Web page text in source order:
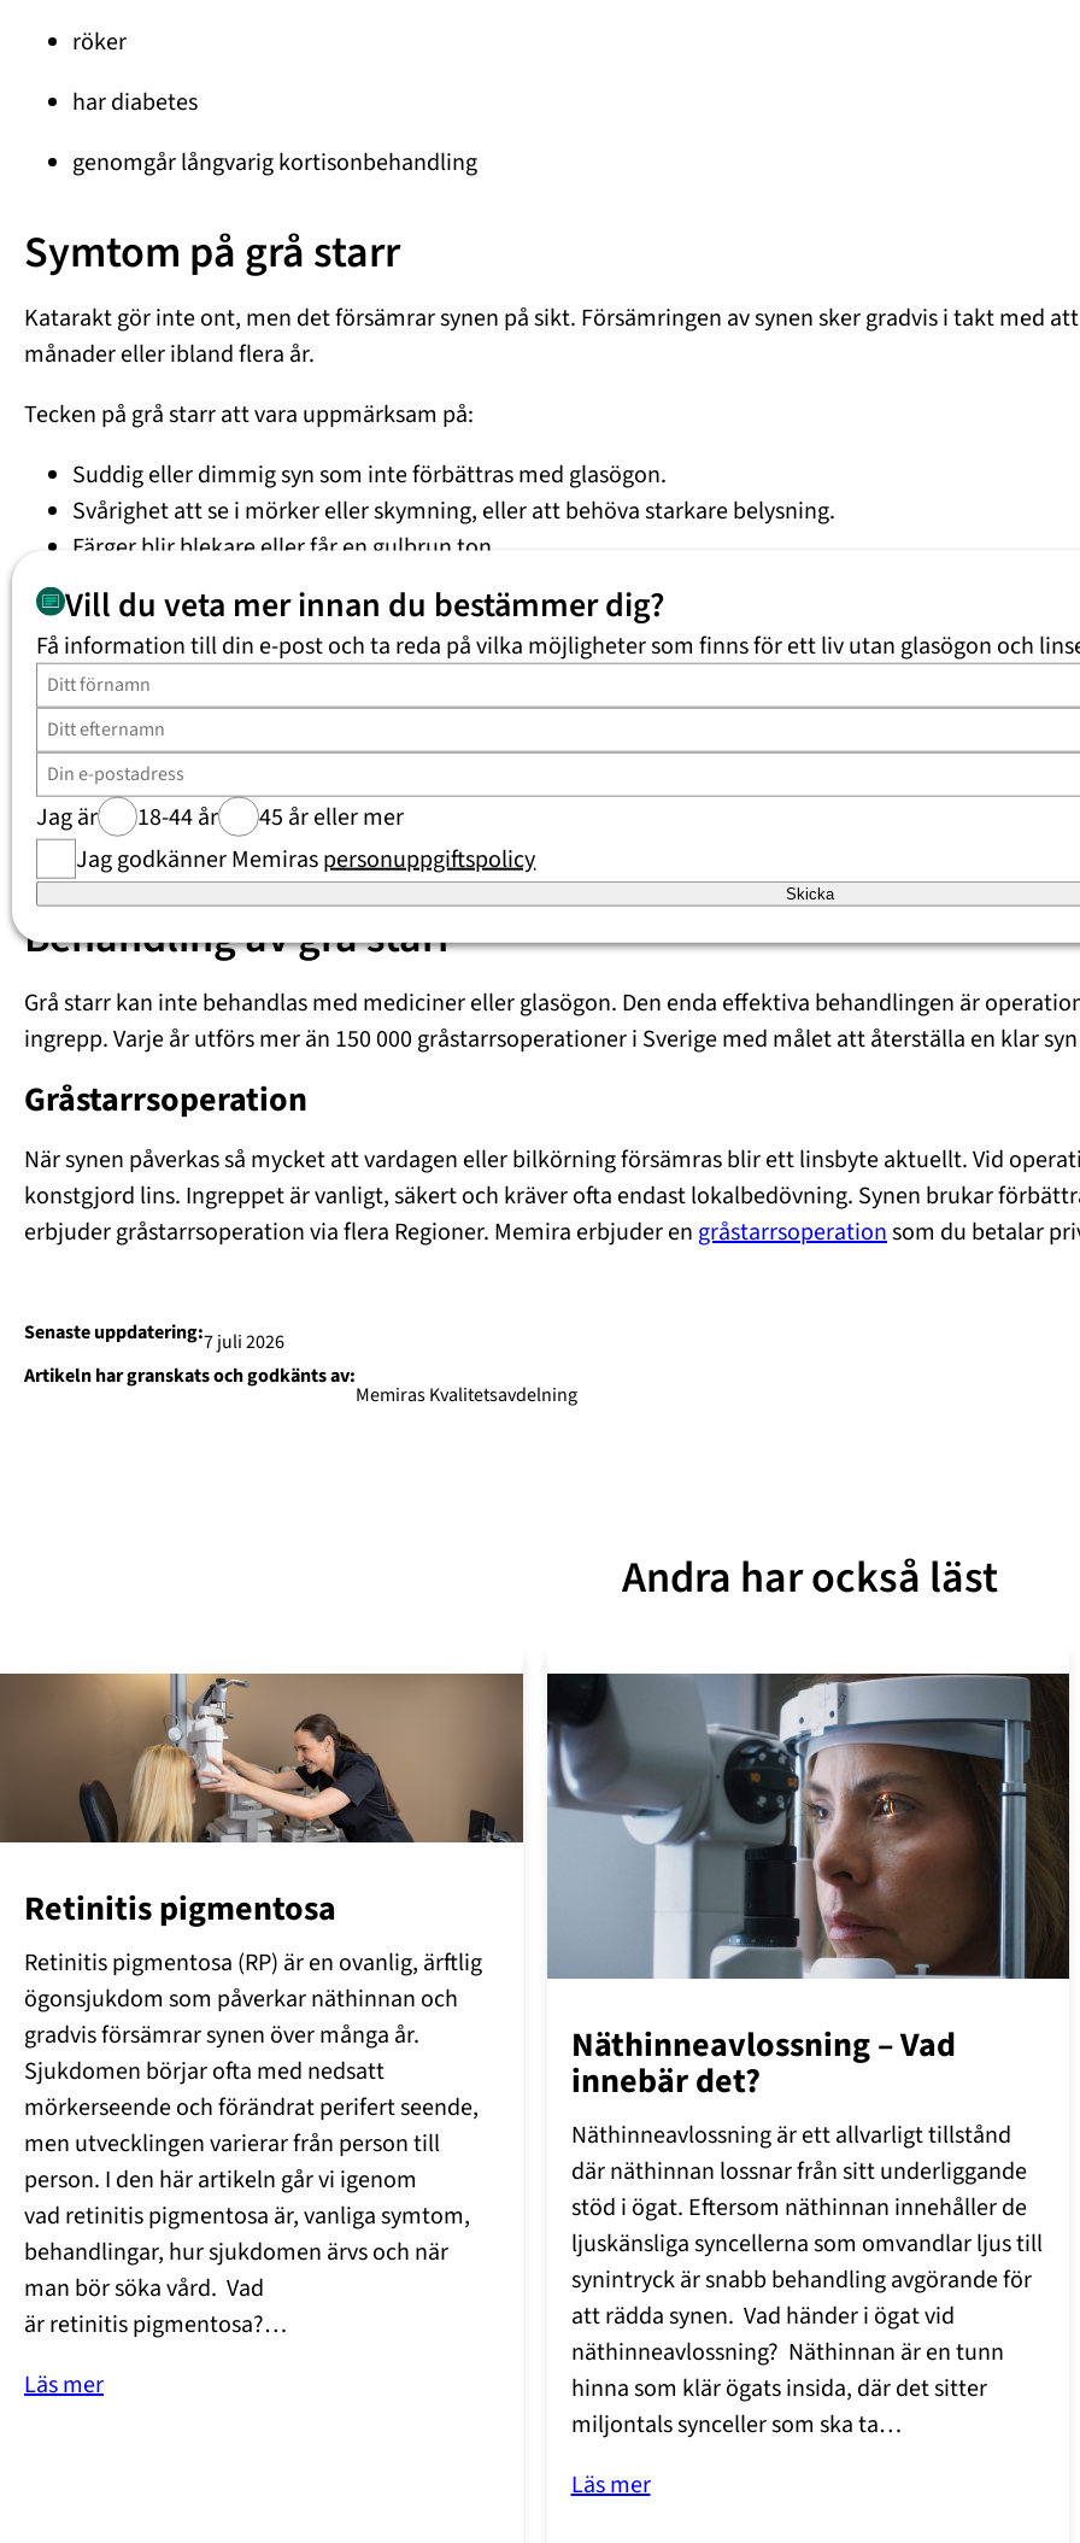
röker
har diabetes
genomgår långvarig kortisonbehandling
Symtom på grå starr
Katarakt gör inte ont, men det försämrar synen på sikt. Försämringen av synen sker gradvis i takt med
månader eller ibland flera år.
Tecken på grå starr att vara uppmärksam på:
Suddig eller dimmig syn som inte förbättras med glasögon.
Svårighet att se i mörker eller skymning, eller att behöva starkare belysning.
Färger blir blekare eller får en gulbrun ton.
Bländningskänslighet – ljus från lampor eller bilstrålkastare blir besvärande.
Dubbelseende eller att konturer blir otydliga.
Yrsel eller huvudvärk kan förekomma om synförändringen är betydande.
Diagnos och undersökning
Vid misstanke om grå starr undersöker optiker eller ögonläkare linsen med hjälp av spaltlampa och
linsens klarhet samt utesluter andraögonbesvärsom till exempel påverkan på
Behandling av grå starr
Grå starr kan inte behandlas med mediciner eller glasögon. Den enda effektiva behandlingen är
ingrepp. Varje år utförs mer än 150 000 gråstarrsoperationer i Sverige med målet att återställa en klar
Gråstarrsoperation
När synen påverkas så mycket att vardagen eller bilkörning försämras blir ett linsbyte aktuellt. Vid
konstgjord lins. Ingreppet är vanligt, säkert och kräver ofta endast lokalbedövning. Synen brukar
erbjuder gråstarrsoperation via flera Regioner. Memira erbjuder en gråstarrsoperationsom du betalar
Senaste uppdatering:7 juli 2026
Artikeln har granskats och godkänts av:
Memiras Kvalitetsavdelning
Andra har också läst
Retinitis pigmentosa
Retinitis pigmentosa (RP) är en ovanlig, ärftlig
ögonsjukdom som påverkar näthinnan och
gradvis försämrar synen över många år.
Sjukdomen börjar ofta med nedsatt
mörkerseende och förändrat perifert seende,
men utvecklingen varierar från person till
person. I den här artikeln går vi igenom
vad retinitis pigmentosa är, vanliga symtom,
behandlingar, hur sjukdomen ärvs och när
man bör söka vård. Vad
är retinitis pigmentosa?…
Läs mer
Näthinneavlossning – Vad
innebär det?
Näthinneavlossning är ett allvarligt tillstånd
där näthinnan lossnar från sitt underliggande
stöd i ögat. Eftersom näthinnan innehåller de
ljuskänsliga syncellerna som omvandlar ljus till
synintryck är snabb behandling avgörande för
att rädda synen. Vad händer i ögat vid
näthinneavlossning? Näthinnan är en tunn
hinna som klär ögats insida, där det sitter
miljontals synceller som ska ta…
Läs mer
Vill du veta mer innan du bestämmer dig?
Få information till din e-post och ta reda på vilka möjligheter som finns för ett liv utan glasögon och
Jag är 18-44 år
45 år eller mer
Jag godkänner Memiraspersonuppgiftspolicy
Skicka